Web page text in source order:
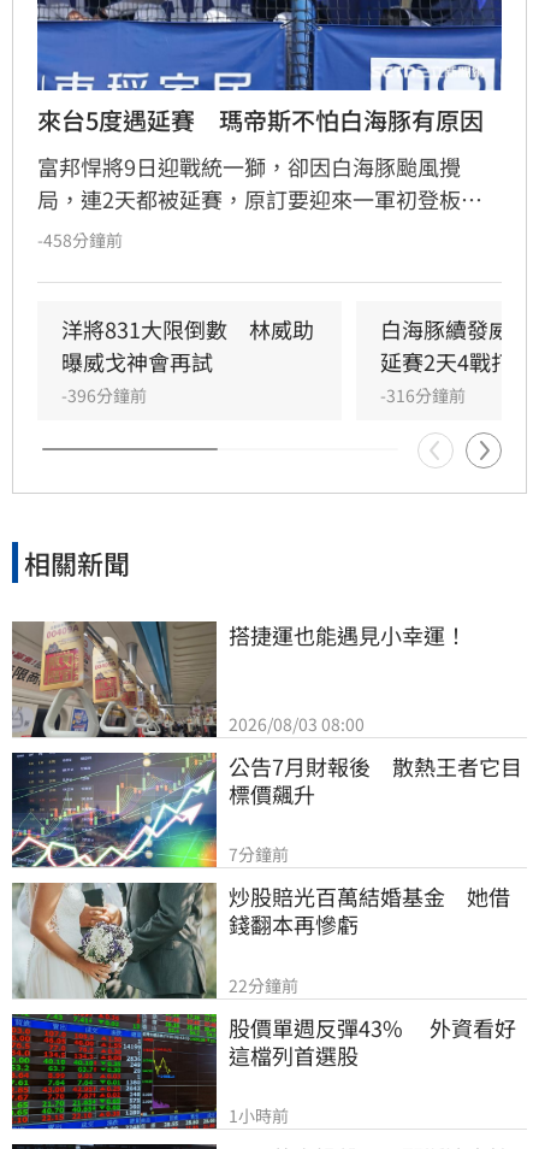
來台5度遇延賽　瑪帝斯不怕白海豚有原因
富邦悍將9日迎戰統一獅，卻因白海豚颱風攪
局，連2天都被延賽，原訂要迎來一軍初登板的
新洋投瑪帝斯預計要等到11日才能上陣，不過他
-458分鐘前
洋將831大限倒數　林威助
曝威戈神會再試
-396分鐘前
白海豚續發威
延賽2天4戰打
-316分鐘前
相關新聞
搭捷運也能遇見小幸運！
2026/08/03 08:00
公告7月財報後　散熱王者它目
標價飆升
7分鐘前
炒股賠光百萬結婚基金　她借
錢翻本再慘虧
22分鐘前
股價單週反彈43%　 外資看好
這檔列首選股
1小時前